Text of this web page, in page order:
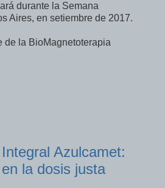
durante la Semana
Aires, en setiembre de 2017.
de la BioMagnetoterapia
Azulcamet:
la dosis justa